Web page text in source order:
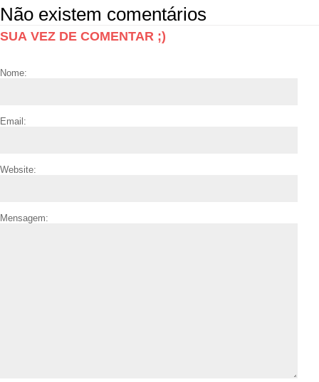
Não existem comentários
SUA VEZ DE COMENTAR ;)
Nome:
Email:
Website:
Mensagem: